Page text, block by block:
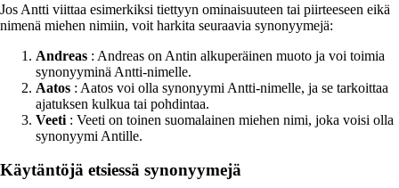
Jos Antti viittaa esimerkiksi tiettyyn ominaisuuteen tai piirteeseen eikä
nimenä miehen nimiin, voit harkita seuraavia synonyymejä:
Andreas : Andreas on Antin alkuperäinen muoto ja voi toimia
synonyyminä Antti-nimelle.
Aatos : Aatos voi olla synonyymi Antti-nimelle, ja se tarkoittaa
ajatuksen kulkua tai pohdintaa.
Veeti : Veeti on toinen suomalainen miehen nimi, joka voisi olla
synonyymi Antille.
Käytäntöjä etsiessä synonyymejä